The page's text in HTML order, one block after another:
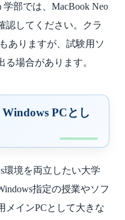
部では、MacBook Neo
認してください。クラ
ありますが、試験用ソ
場合があります。
PCとし
環境を両立したい大学
指定の授業やソフ
メインPCとして大きな